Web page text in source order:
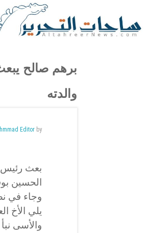
برهم صالح
والدته
by
Editor
بعث رئيس
الحسين
وجاء في
يلي الأخ
والأسى